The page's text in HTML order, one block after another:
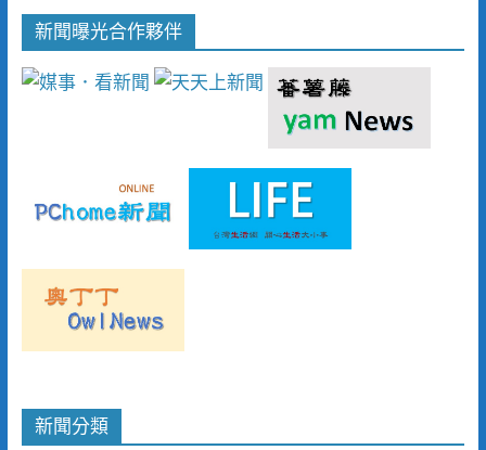
新聞曝光合作夥伴
新聞分類